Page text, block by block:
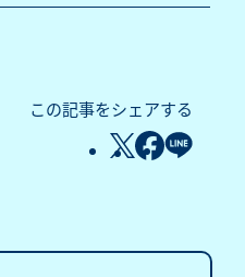
この記事をシェアする